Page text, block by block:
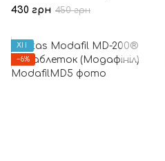
430 грн 450 грн
ХІТ
−6%